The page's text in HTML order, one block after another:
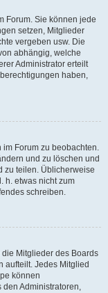
Forum. Sie können jede
setzen, Mitglieder
vergeben usw. Die
abhängig, welche
Administrator erteilt
haben,
im Forum zu beobachten.
und zu löschen und
zu teilen. Üblicherweise
h. etwas nicht zum
schreiben.
Mitglieder des Boards
aufteilt. Jedes Mitglied
können
den Administratoren,